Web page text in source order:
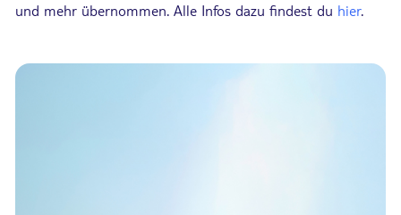
und mehr übernommen. Alle Infos dazu findest du hier.